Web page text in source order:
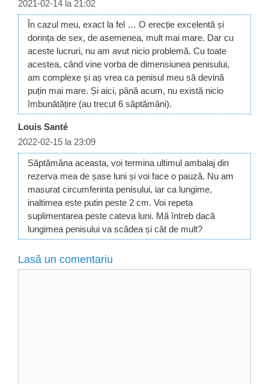
2021-02-14 la 21:02
În cazul meu, exact la fel … O erecție excelentă și
dorința de sex, de asemenea, mult mai mare. Dar cu
aceste lucruri, nu am avut nicio problemă. Cu toate
acestea, când vine vorba de dimensiunea penisului,
am complexe și aș vrea ca penisul meu să devină
puțin mai mare. Și aici, până acum, nu există nicio
îmbunătățire (au trecut 6 săptămâni).
Louis Santé
2022-02-15 la 23:09
Săptămâna aceasta, voi termina ultimul ambalaj din
rezerva mea de șase luni și voi face o pauză. Nu am
masurat circumferinta penisului, iar ca lungime,
inaltimea este putin peste 2 cm. Voi repeta
suplimentarea peste cateva luni. Mă întreb dacă
lungimea penisului va scădea și cât de mult?
Lasă un comentariu